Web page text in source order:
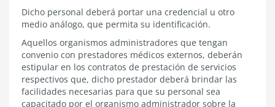
Dicho personal deberá portar una credencial u otro
medio análogo, que permita su identificación.
Aquellos organismos administradores que tengan
convenio con prestadores médicos externos, deberán
estipular en los contratos de prestación de servicios
respectivos que, dicho prestador deberá brindar las
facilidades necesarias para que su personal sea
capacitado por el organismo administrador sobre la